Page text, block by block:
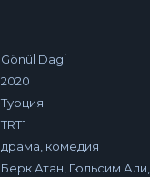
Gönül Dagi
2020
Турция
TRT1
драма, комедия
Берк Атан, Гюльсим